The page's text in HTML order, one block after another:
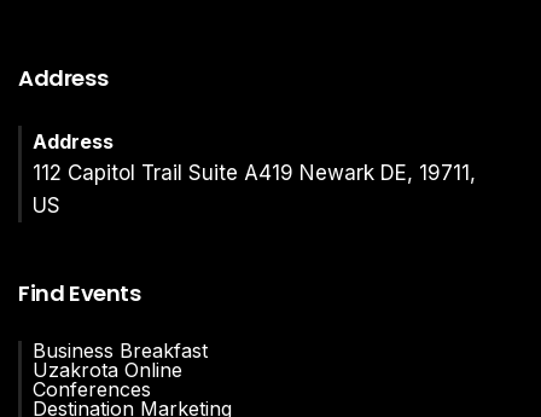
Address
Address
112 Capitol Trail Suite A419 Newark DE, 19711,
US
Find Events
Business Breakfast
Uzakrota Online
Conferences
Destination Marketing